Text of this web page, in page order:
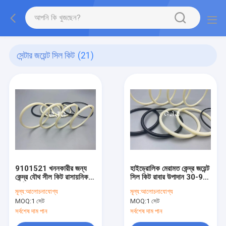
সেন্টার জয়েন্ট সিল কিট (21)
9101521 খননকারীর জন্য
কেন্দ্র যৌথ সীল কিট রাসায়নিক
মূল্য:আলোচনাযোগ্য
MOQ:1 সেট
সর্বশেষ দাম পান
হাইড্রোলিক মেরামত কেন্দ্র জয়েন্ট
সিল কিট রাবার উপাদান 30-90
মূল্য:আলোচনাযোগ্য
MOQ:1 সেট
সর্বশেষ দাম পান